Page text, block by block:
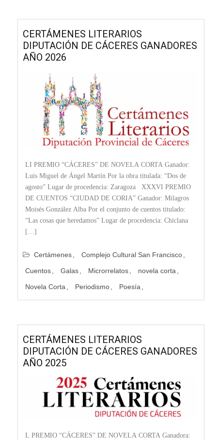
CERTÁMENES LITERARIOS
DIPUTACIÓN DE CÁCERES GANADORES
AÑO 2026
LI PREMIO “CÁCERES” DE NOVELA CORTA Ganador:
Luis Miguel de Ángel Martín Por la obra titulada: “Dos de
agosto” Lugar de procedencia: Zaragoza XXXVI PREMIO
DE CUENTOS “CIUDAD DE CORIA” Ganador: Milagros
Moisés González Alba Por el conjunto de cuentos titulado:
“Las cosas que heredamos” Lugar de procedencia: Chiclana
[…]
Certámenes Complejo Cultural San Francisco
Cuentos Galas Microrrelatos novela corta
Novela Corta Periodismo Poesía
CERTÁMENES LITERARIOS
DIPUTACIÓN DE CÁCERES GANADORES
AÑO 2025
L PREMIO “CÁCERES” DE NOVELA CORTA Ganadora: